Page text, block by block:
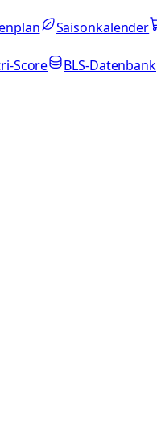
Saisonkalender
Score BLS-Datenbank